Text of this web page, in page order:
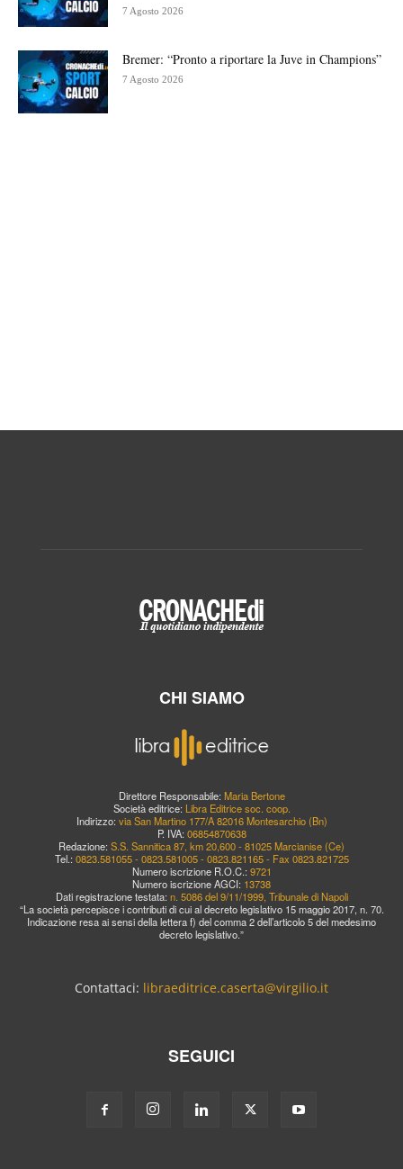
7 Agosto 2026
Bremer: “Pronto a riportare la Juve in Champions”
7 Agosto 2026
CHI SIAMO
Direttore Responsabile: Maria Bertone
Società editrice: Libra Editrice soc. coop.
Indirizzo: via San Martino 177/A 82016 Montesarchio (Bn)
P. IVA: 06854870638
Redazione: S.S. Sannitica 87, km 20,600 - 81025 Marcianise (Ce)
Tel.: 0823.581055 - 0823.581005 - 0823.821165 - Fax 0823.821725
Numero iscrizione R.O.C.: 9721
Numero iscrizione AGCI: 13738
Dati registrazione testata: n. 5086 del 9/11/1999, Tribunale di Napoli
“La società percepisce i contributi di cui al decreto legislativo 15 maggio 2017, n. 70.
Indicazione resa ai sensi della lettera f) del comma 2 dell’articolo 5 del medesimo
decreto legislativo.”
Contattaci: libraeditrice.caserta@virgilio.it
SEGUICI